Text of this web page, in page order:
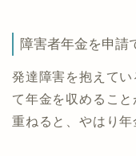
障害者年金を申請
発達障害を抱えて
て年金を収めるこ
重ねると、やはり年